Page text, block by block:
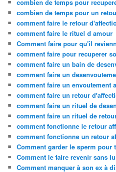
combien de temps pour
combien de temps pour un
comment faire le retour
comment faire le rituel d amour
Comment faire pour qu'il
comment faire pour recuperer
comment faire un bain de
comment faire un
comment faire un envoutement
comment faire un retour
comment faire un rituel de
comment faire un rituel de
comment fonctionne le retour
comment fonctionne un retour
Comment garder le sperm pour
Comment le faire revenir sans
Comment manquer à son ex à